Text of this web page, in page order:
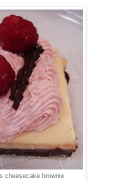
cheesecake brownie